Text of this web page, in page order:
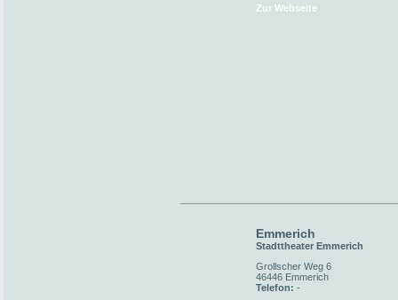
Zur Webseite
Emmerich
Stadttheater Emmerich
Grollscher Weg 6
46446 Emmerich
Telefon: -